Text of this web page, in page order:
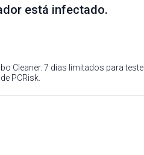
está infectado.
Cleaner. 7 dias limitados para teste
PCRisk.